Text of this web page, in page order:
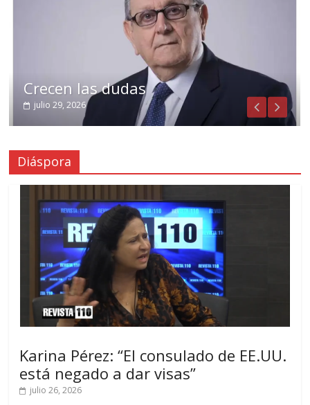
Crecen las dudas
julio 29, 2026
Diáspora
Karina Pérez: “El consulado de EE.UU.
está negado a dar visas”
julio 26, 2026